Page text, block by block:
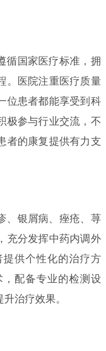
循国家医疗标准，拥
。医院注重医疗质量
位患者都能享受到科
极参与行业交流，不
者的康复提供有力支
、银屑病、痤疮、荨
充分发挥中药内调外
供个性化的治疗方
配备专业的检测设
治疗效果。